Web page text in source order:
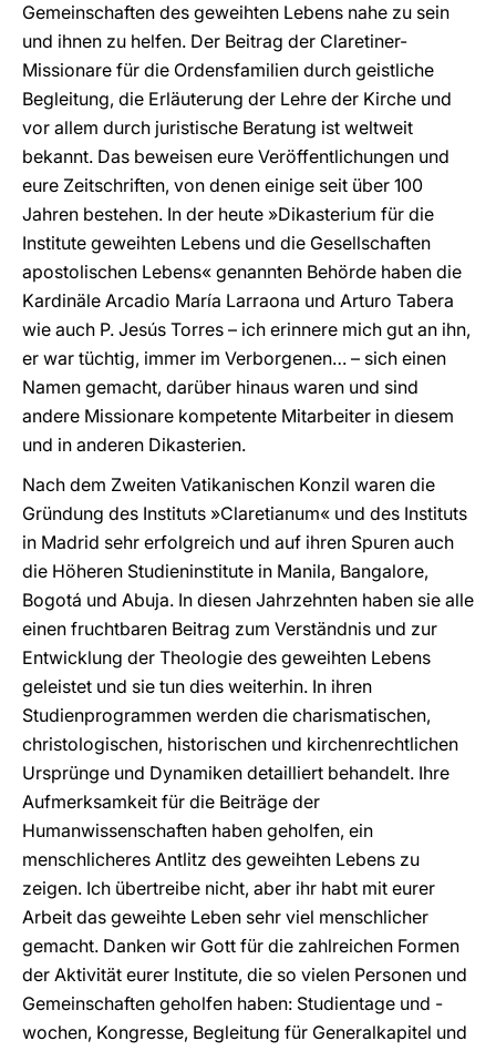
Gemeinschaften des geweihten Lebens nahe zu sein
und ihnen zu helfen. Der Beitrag der Claretiner-
Missionare für die Ordensfamilien durch geistliche
Begleitung, die Erläuterung der Lehre der Kirche und
vor allem durch juristische Beratung ist weltweit
bekannt. Das beweisen eure Veröffentlichungen und
eure Zeitschriften, von denen einige seit über 100
Jahren bestehen. In der heute »Dikasterium für die
Institute geweihten Lebens und die Gesellschaften
apostolischen Lebens« genannten Behörde haben die
Kardinäle Arcadio María Larraona und Arturo Tabera
wie auch P. Jesús Torres – ich erinnere mich gut an ihn,
er war tüchtig, immer im Verborgenen… – sich einen
Namen gemacht, darüber hinaus waren und sind
andere Missionare kompetente Mitarbeiter in diesem
und in anderen Dikasterien.
Nach dem Zweiten Vatikanischen Konzil waren die
Gründung des Instituts »Claretianum« und des Instituts
in Madrid sehr erfolgreich und auf ihren Spuren auch
die Höheren Studieninstitute in Manila, Bangalore,
Bogotá und Abuja. In diesen Jahrzehnten haben sie alle
einen fruchtbaren Beitrag zum Verständnis und zur
Entwicklung der Theologie des geweihten Lebens
geleistet und sie tun dies weiterhin. In ihren
Studienprogrammen werden die charismatischen,
christologischen, historischen und kirchenrechtlichen
Ursprünge und Dynamiken detailliert behandelt. Ihre
Aufmerksamkeit für die Beiträge der
Humanwissenschaften haben geholfen, ein
menschlicheres Antlitz des geweihten Lebens zu
zeigen. Ich übertreibe nicht, aber ihr habt mit eurer
Arbeit das geweihte Leben sehr viel menschlicher
gemacht. Danken wir Gott für die zahlreichen Formen
der Aktivität eurer Institute, die so vielen Personen und
Gemeinschaften geholfen haben: Studientage und -
wochen, Kongresse, Begleitung für Generalkapitel und